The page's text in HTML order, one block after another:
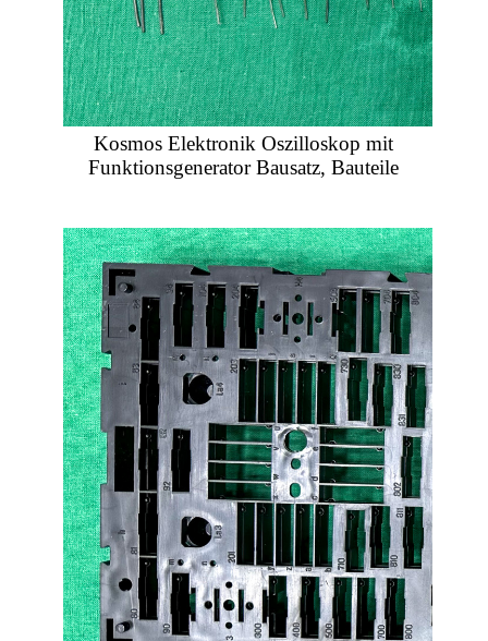
Kosmos Elektronik Oszilloskop mit
Funktionsgenerator Bausatz, Bauteile